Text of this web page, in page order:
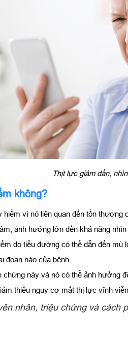
Thịt lực giảm dần,
không?
vì nó liên quan đến tổn
ảnh hưởng lớn đến khả năng nhìn
do tiểu đường có thể dẫn đến
đoạn nào của bệnh.
này và nó có thể ảnh
thiểu nguy cơ mất thị lực vĩnh viễn.
nhân, triệu chứng và cách